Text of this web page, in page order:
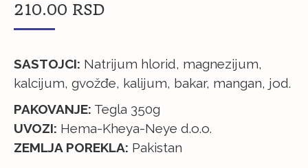
210.00 RSD
SASTOJCI: Natrijum hlorid, magnezijum,
kalcijum, gvožđe, kalijum, bakar, mangan, jod.
PAKOVANJE: Tegla 350g
UVOZI: Hema-Kheya-Neye d.o.o.
ZEMLJA POREKLA: Pakistan